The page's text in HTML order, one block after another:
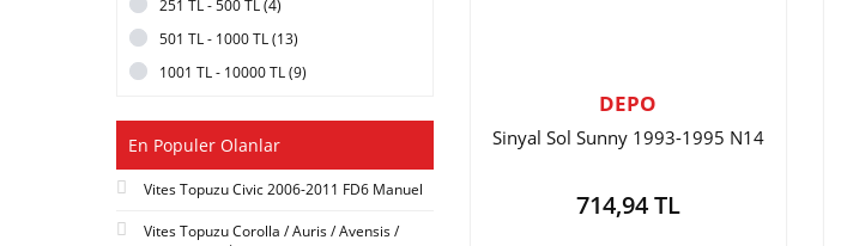
KYOTA (1)
PHC VALEO (1)
SBP (1)
251 TL - 500 TL (4)
501 TL - 1000 TL (13)
1001 TL - 10000 TL (9)
En Populer Olanlar
Vites Topuzu Civic 2006-2011 FD6 Manuel
Vites Topuzu Corolla / Auris / Avensis /
DEPO
Sinyal Sol Sunny 1993-1995 N14
714,94 TL